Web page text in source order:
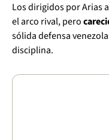
Los dirigidos por Arias
el arco rival, pero
sólida defensa
disciplina.